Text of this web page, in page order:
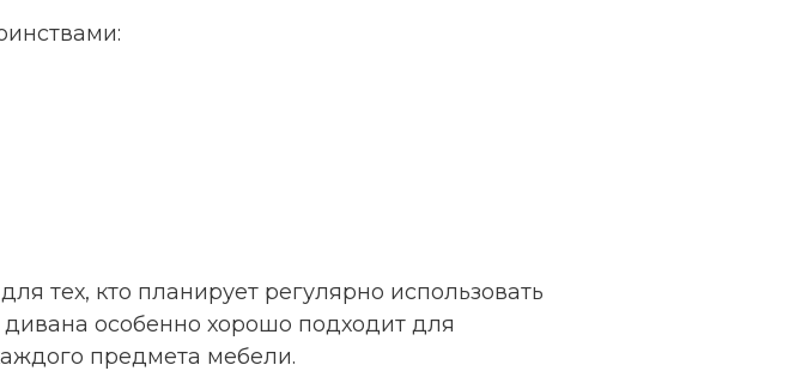
тех, кто планирует регулярно использовать
особенно хорошо подходит для
предмета мебели.